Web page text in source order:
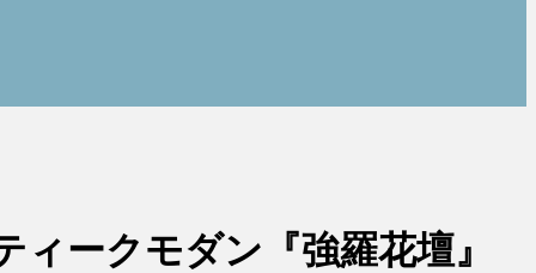
ークモダン『強羅花壇』